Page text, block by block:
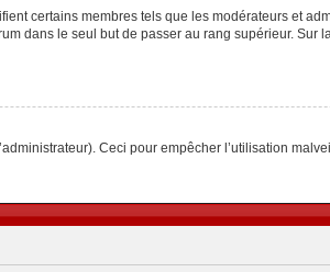
certains membres tels que les modérateurs et
dans le seul but de passer au rang supérieur.
Ceci pour empêcher l’utilisation